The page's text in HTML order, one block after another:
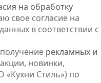
на обработку
свое согласие на
в соответствии с
рекламных и
новинки,
Стиль») по